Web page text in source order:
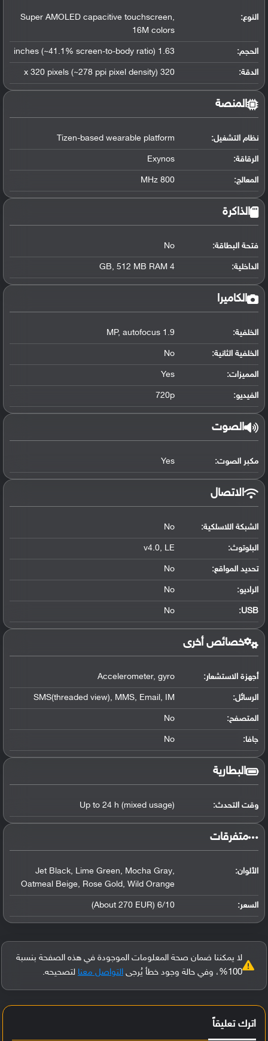
النوع:
Super AMOLED capacitive touchscreen,
16M colors
الحجم: 1.63 inches (~41.1% screen-to-body ratio)
الدقة: 320 x 320 pixels (~278 ppi pixel density)
المنصة
نظام التشغيل:
Tizen-based wearable platform
الرقاقة:
Exynos
المعالج:
800 MHz
الذاكرة
فتحة البطاقة: No
الداخلية: 4 GB, 512 MB RAM
الكاميرا
الخلفية: 1.9 MP, autofocus
الخلفية الثانية: No
المميزات: Yes
الفيديو: 720p
الصوت
مكبر الصوت: Yes
الاتصال
الشبكة اللاسلكية: No
البلوتوث:
v4.0, LE
تحديد المواقع:
No
الراديو: No
USB
:
No
خصائص أخرى
أجهزة الاستشعار: Accelerometer, gyro
الرسائل: SMS(threaded view), MMS, Email, IM
المتصفح: No
جافا: No
البطارية
وقت التحدث: Up to 24 h (mixed usage)
‏متفرقات‏
الألوان:
Jet Black, Lime Green, Mocha Gray,
Oatmeal Beige, Rose Gold, Wild Orange
السعر: 6/10 (About 270 EUR)
لا يمكننا ضمان صحة المعلومات الموجودة في هذه الصفحة بنسبة
100%، وفي حالة وجود خطأ يُرجى
التواصل معنا لتصحيحه.
اترك تعليقاً